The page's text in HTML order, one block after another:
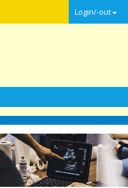
Login/-out